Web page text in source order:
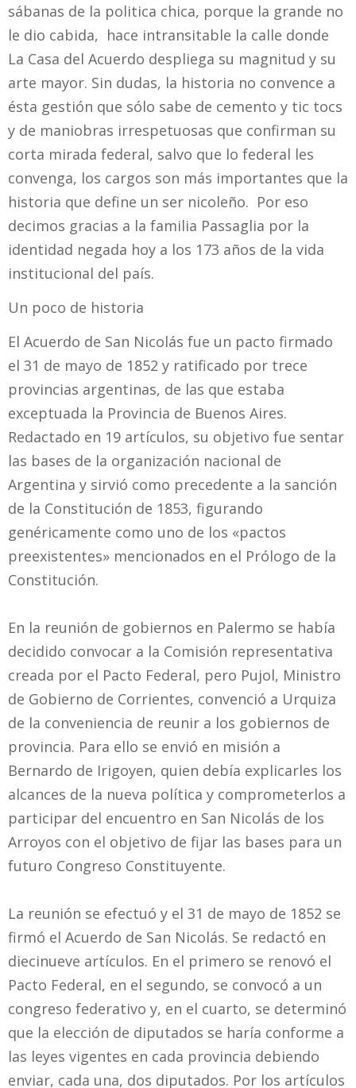
sábanas de la politica chica, porque la grande no
le dio cabida, hace intransitable la calle donde
La Casa del Acuerdo despliega su magnitud y su
arte mayor. Sin dudas, la historia no convence a
ésta gestión que sólo sabe de cemento y tic tocs
y de maniobras irrespetuosas que confirman su
corta mirada federal, salvo que lo federal les
convenga, los cargos son más importantes que la
historia que define un ser nicoleño. Por eso
decimos gracias a la familia Passaglia por la
identidad negada hoy a los 173 años de la vida
institucional del país.
Un poco de historia
El Acuerdo de San Nicolás fue un pacto firmado
el 31 de mayo de 1852 y ratificado por trece
provincias argentinas, de las que estaba
exceptuada la Provincia de Buenos Aires.
Redactado en 19 artículos, su objetivo fue sentar
las bases de la organización nacional de
Argentina y sirvió como precedente a la sanción
de la Constitución de 1853, figurando
genéricamente como uno de los «pactos
preexistentes» mencionados en el Prólogo de la
Constitución.
En la reunión de gobiernos en Palermo se había
decidido convocar a la Comisión representativa
creada por el Pacto Federal, pero Pujol, Ministro
de Gobierno de Corrientes, convenció a Urquiza
de la conveniencia de reunir a los gobiernos de
provincia. Para ello se envió en misión a
Bernardo de Irigoyen, quien debía explicarles los
alcances de la nueva política y comprometerlos a
participar del encuentro en San Nicolás de los
Arroyos con el objetivo de fijar las bases para un
futuro Congreso Constituyente.
La reunión se efectuó y el 31 de mayo de 1852 se
firmó el Acuerdo de San Nicolás. Se redactó en
diecinueve artículos. En el primero se renovó el
Pacto Federal, en el segundo, se convocó a un
congreso federativo y, en el cuarto, se determinó
que la elección de diputados se haría conforme a
las leyes vigentes en cada provincia debiendo
enviar, cada una, dos diputados. Por los artículos